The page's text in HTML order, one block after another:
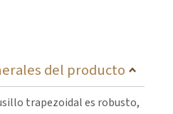
del producto
trapezoidal es robusto,